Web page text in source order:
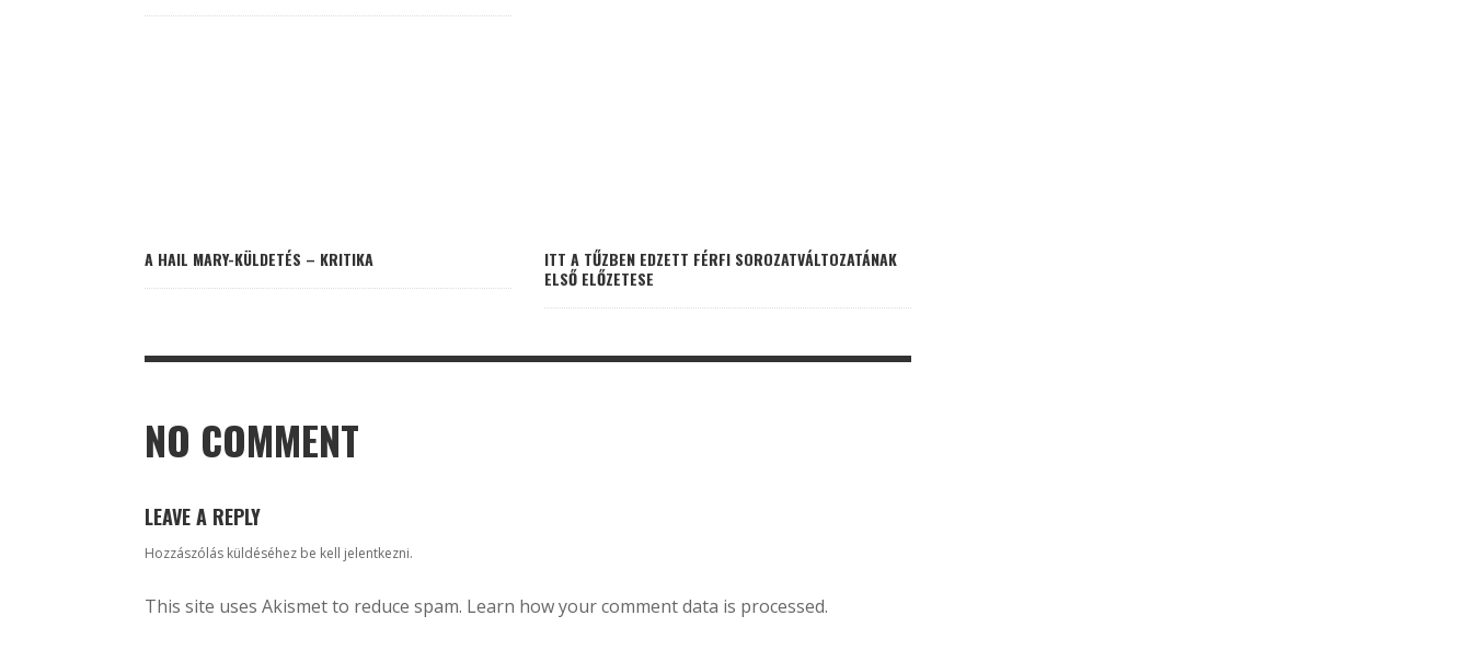
A HAIL MARY-KÜLDETÉS – KRITIKA
ITT A TŰZBEN EDZETT FÉRFI SOROZATVÁLTOZATÁNAK
ELSŐ ELŐZETESE
NO COMMENT
LEAVE A REPLY
Hozzászólás küldéséhez be kell jelentkezni.
This site uses Akismet to reduce spam. Learn how your comment data is processed.